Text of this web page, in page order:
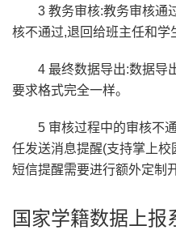
3 教务审核:教务审核通
核不通过,退回给班主任和学
4 最终数据导出:数据导
要求格式完全一样。
5 审核过程中的审核不
任发送消息提醒(支持掌上
短信提醒需要进行额外定制
国家学籍数据上报